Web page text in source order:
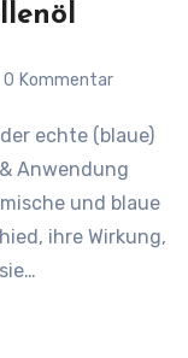
0 Kommentar
Anwendung
und blaue
ihre Wirkung,